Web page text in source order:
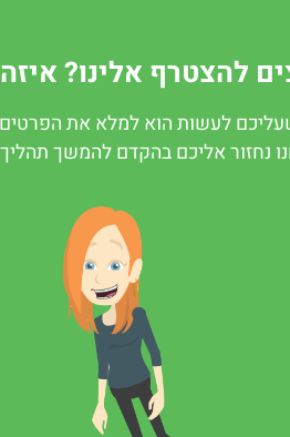
להצטרף אלינו?
לעשות הוא למלא את
נחזור אליכם בהקדם להמשך